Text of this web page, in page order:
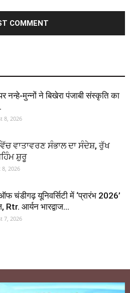
नन्हे-मुन्नों ने बिखेरा पंजाबी संस्कृति का
8, 2026
ਵਾਤਾਵਰਣ ਸੰਭਾਲ ਦਾ ਸੰਦੇਸ਼, ਰੁੱਖ
ਸ਼ੁਰੂ
2026
चंडीगढ़ यूनिवर्सिटी में ‘प्रारंभ 2026’
आर्यन भारद्वाज...
7, 2026